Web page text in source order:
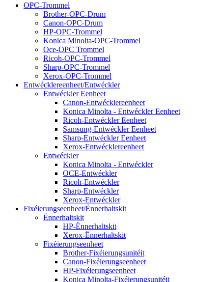
OPC-Trommel
Brother-OPC-Drum
Canon-OPC-Drum
HP-OPC-Trommel
Konica Minolta-OPC-Trommel
Oce-OPC Trommel
Ricoh-OPC-Trommel
Sharp-OPC-Trommel
Xerox-OPC-Trommel
Entwécklereenheet/Entwéckler
Entwéckler Eenheet
Canon-Entwécklereenheet
Konica Minolta - Entwéckler Eenheet
Ricoh-Entwéckler Eenheet
Samsung-Entwéckler Eenheet
Sharp-Entwéckler Eenheet
Xerox-Entwécklereenheet
Entwéckler
Konica Minolta - Entwéckler
OCE-Entwéckler
Ricoh-Entwéckler
Sharp-Entwéckler
Xerox-Entwéckler
Fixéierungseenheet/Ënnerhaltskit
Ënnerhaltskit
HP-Ënnerhaltskit
Xerox-Ënnerhaltskit
Fixéierungseenheet
Brother-Fixéierungsunitéit
Canon-Fixéierungseenheet
HP-Fixéierungseenheet
Konica Minolta-Fixéierungsunitéit